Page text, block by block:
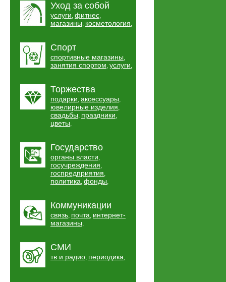
Уход за собой
услуги, фитнес,
магазины, косметология,
Спорт
спортивные магазины,
занятия спортом, услуги,
Торжества
подарки, аксессуары,
ювелирные изделия,
свадьбы, праздники,
цветы,
Государство
органы власти,
госучреждения,
госпредприятия,
политика, фонды,
Коммуникации
связь, почта, интернет-
магазины,
СМИ
тв и радио, периодика,